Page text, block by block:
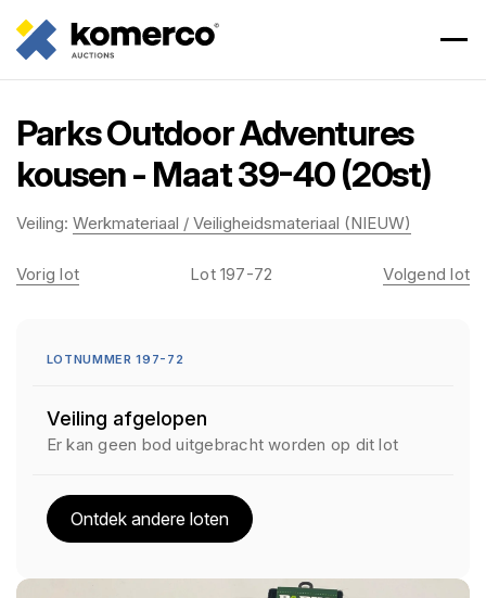
Parks Outdoor Adventures
kousen - Maat 39-40 (20st)
Veiling: Werkmateriaal / Veiligheidsmateriaal (NIEUW)
Vorig lot Lot 197-72 Volgend lot
LOTNUMMER 197-72
Veiling afgelopen
Er kan geen bod uitgebracht worden op dit lot
Ontdek andere loten